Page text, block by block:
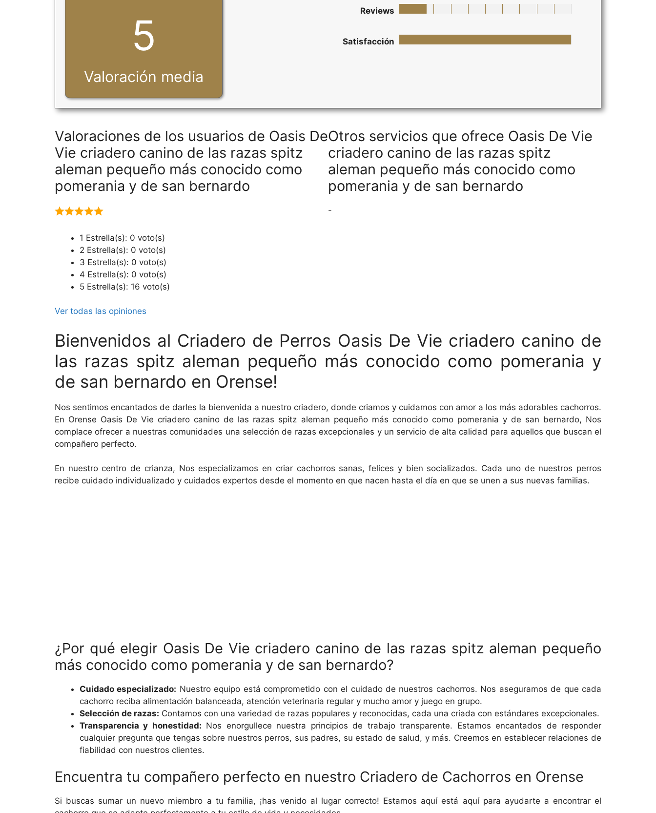
5
Valoración media
Reviews
Satisfacción
Valoraciones de los usuarios de Oasis De
Vie criadero canino de las razas spitz
aleman pequeño más conocido como
pomerania y de san bernardo
1 Estrella(s): 0 voto(s)
2 Estrella(s): 0 voto(s)
3 Estrella(s): 0 voto(s)
4 Estrella(s): 0 voto(s)
5 Estrella(s): 16 voto(s)
Ver todas las opiniones
Otros servicios que ofrece Oasis De Vie
criadero canino de las razas spitz
aleman pequeño más conocido como
pomerania y de san bernardo
-
Bienvenidos al Criadero de Perros Oasis De Vie criadero canino de
las razas spitz aleman pequeño más conocido como pomerania y
de san bernardo en Orense!
Nos sentimos encantados de darles la bienvenida a nuestro criadero, donde criamos y cuidamos con amor a los más adorables cachorros.
En Orense Oasis De Vie criadero canino de las razas spitz aleman pequeño más conocido como pomerania y de san bernardo, Nos
complace ofrecer a nuestras comunidades una selección de razas excepcionales y un servicio de alta calidad para aquellos que buscan el
compañero perfecto.
En nuestro centro de crianza, Nos especializamos en criar cachorros sanas, felices y bien socializados. Cada uno de nuestros perros
recibe cuidado individualizado y cuidados expertos desde el momento en que nacen hasta el día en que se unen a sus nuevas familias.
¿Por qué elegir Oasis De Vie criadero canino de las razas spitz aleman pequeño
más conocido como pomerania y de san bernardo?
Cuidado especializado: Nuestro equipo está comprometido con el cuidado de nuestros cachorros. Nos aseguramos de que cada
cachorro reciba alimentación balanceada, atención veterinaria regular y mucho amor y juego en grupo.
Selección de razas: Contamos con una variedad de razas populares y reconocidas, cada una criada con estándares excepcionales.
Transparencia y honestidad: Nos enorgullece nuestra principios de trabajo transparente. Estamos encantados de responder
cualquier pregunta que tengas sobre nuestros perros, sus padres, su estado de salud, y más. Creemos en establecer relaciones de
fiabilidad con nuestros clientes.
Encuentra tu compañero perfecto en nuestro Criadero de Cachorros en Orense
Si buscas sumar un nuevo miembro a tu familia, ¡has venido al lugar correcto! Estamos aquí está aquí para ayudarte a encontrar el